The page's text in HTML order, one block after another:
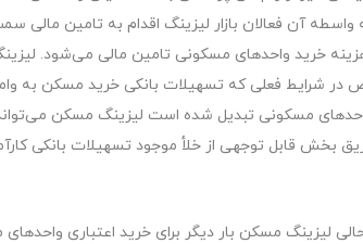
آن فعالان بازار لیزینگ اقدام به تامین مالی
خرید واحدهای مسکونی تامین مالی می‌شود.
در شرایط فعلی که تسهیلات بانکی خرید مسکن به
مسکونی تبدیل شده است لیزینگ مسکن
بخش قابل توجهی از خلأ موجود تسهیلات بانکی
لیزینگ مسکن بار دیگر برای خرید اعتباری